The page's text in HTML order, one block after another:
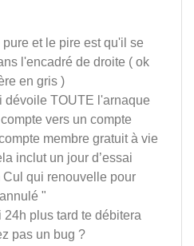
et le pire est qu'il se
l'encadré de droite ( ok
en gris )
dévoile TOUTE l'arnaque
vers un compte
membre gratuit à vie
inclut un jour d’essai
qui renouvelle pour
"
plus tard te débitera
pas un bug ?